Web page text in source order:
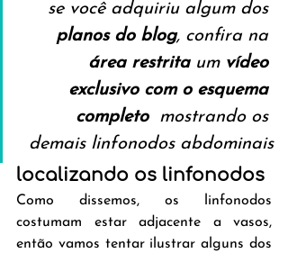
se você adquiriu algum dos
planos do blog, confira na
área restrita um vídeo
exclusivo com o esquema
completo
  mostrando os
demais linfonodos abdominais
localizando os linfonodos
Como dissemos, os linfonodos
costumam estar adjacente a vasos,
então vamos tentar ilustrar alguns dos